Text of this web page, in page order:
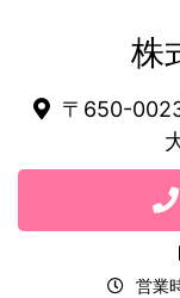
株
〒650-
営業